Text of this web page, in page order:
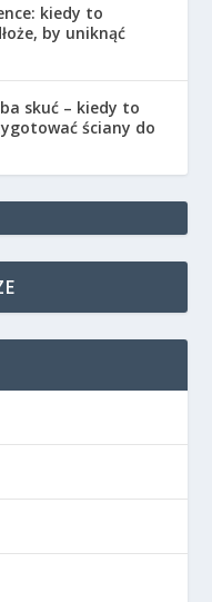
kiedy to
by uniknąć
skuć – kiedy to
ściany do